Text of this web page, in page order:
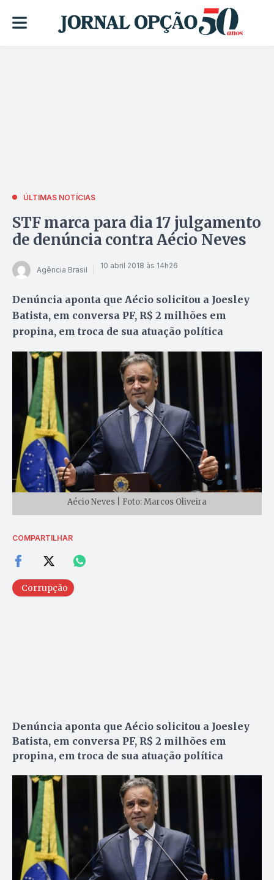
ÚLTIMAS NOTÍCIAS
STF marca para dia 17 julgamento
de denúncia contra Aécio Neves
Agência Brasil 10 abril 2018 às 14h26
Denúncia aponta que Aécio solicitou a Joesley
Batista, em conversa PF, R$ 2 milhões em
propina, em troca de sua atuação política
Aécio Neves | Foto: Marcos Oliveira
COMPARTILHAR
Corrupção
Denúncia aponta que Aécio solicitou a Joesley
Batista, em conversa PF, R$ 2 milhões em
propina, em troca de sua atuação política